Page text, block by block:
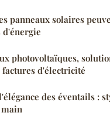
panneaux solaires
d'énergie
photovoltaïques,
d'électricité
des éventails :
main